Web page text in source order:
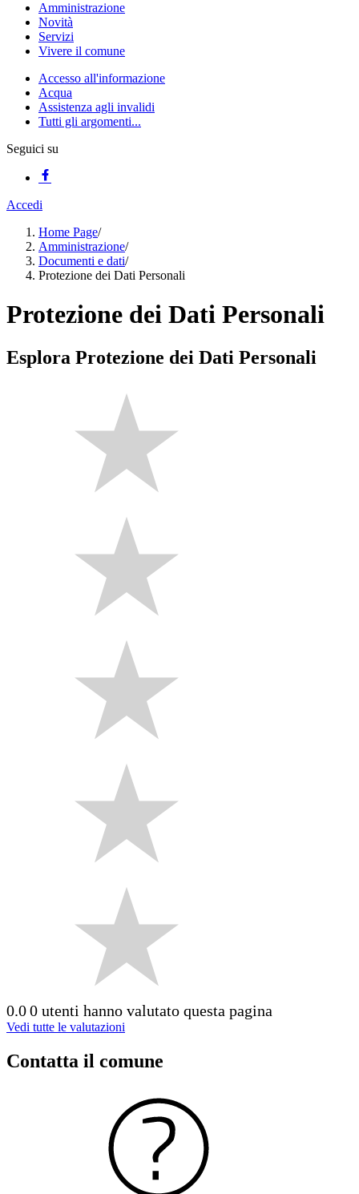
Amministrazione
Novità
Servizi
Vivere il comune
Accesso all'informazione
Acqua
Assistenza agli invalidi
Tutti gli argomenti...
Seguici su
Accedi
Home Page/
Amministrazione/
Documenti e dati/
Protezione dei Dati Personali
Protezione dei Dati Personali
Esplora Protezione dei Dati Personali
0.00 utenti hanno valutato questa pagina
Vedi tutte le valutazioni
Contatta il comune